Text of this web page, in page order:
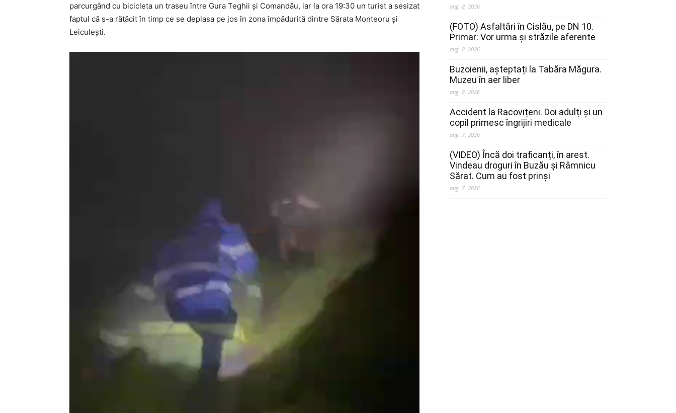
parcurgând cu bicicleta un traseu între Gura Teghii și Comandău, iar la ora 19:30 un turist a sesizat
faptul că s-a rătăcit în timp ce se deplasa pe jos în zona împădurită dintre Sărata Monteoru și
Leiculești.
aug. 8, 2026
(FOTO) Asfaltări în Cislău, pe DN 10.
Primar: Vor urma și străzile aferente
aug. 8, 2026
Buzoienii, așteptați la Tabăra Măgura.
Muzeu în aer liber
aug. 8, 2026
Accident la Racovițeni. Doi adulți și un
copil primesc îngrijiri medicale
aug. 7, 2026
(VIDEO) Încă doi traficanți, în arest.
Vindeau droguri în Buzău și Râmnicu
Sărat. Cum au fost prinși
aug. 7, 2026